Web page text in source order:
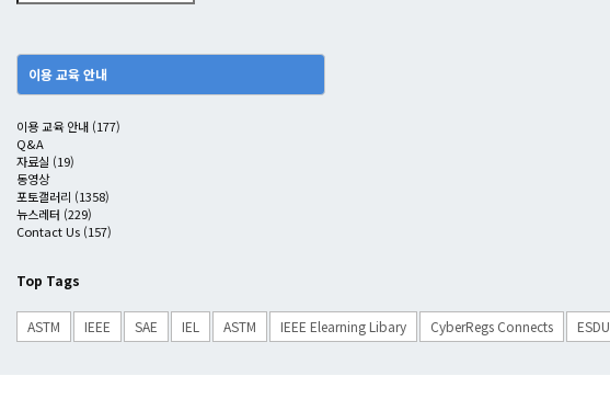
이용 교육 안내
이용 교육 안내 (177)
Q&A
자료실 (19)
동영상
포토갤러리 (1358)
뉴스레터 (229)
Contact Us (157)
Top Tags
ASTM IEEE SAE IEL ASTM IEEE Elearning Libary CyberRegs Connects ESDU